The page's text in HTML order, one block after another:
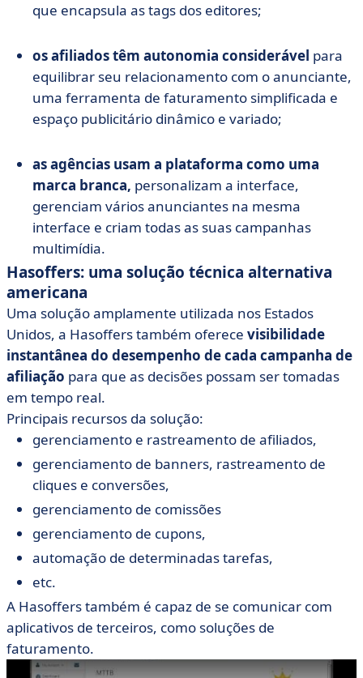
que encapsula as tags dos editores;
os afiliados têm autonomia considerável para
equilibrar seu relacionamento com o anunciante,
uma ferramenta de faturamento simplificada e
espaço publicitário dinâmico e variado;
as agências usam a plataforma como uma
marca branca, personalizam a interface,
gerenciam vários anunciantes na mesma
interface e criam todas as suas campanhas
multimídia.
Hasoffers: uma solução técnica alternativa
americana
Uma solução amplamente utilizada nos Estados
Unidos, a Hasoffers também oferece visibilidade
instantânea do desempenho de cada campanha de
afiliação para que as decisões possam ser tomadas
em tempo real.
Principais recursos da solução:
gerenciamento e rastreamento de afiliados,
gerenciamento de banners, rastreamento de
cliques e conversões,
gerenciamento de comissões
gerenciamento de cupons,
automação de determinadas tarefas,
etc.
A Hasoffers também é capaz de se comunicar com
aplicativos de terceiros, como soluções de
faturamento.